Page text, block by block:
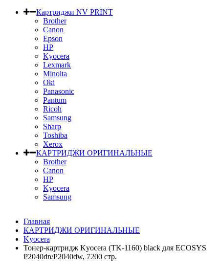
Картриджи NV PRINT
Brother
Canon
Epson
HP
Kyocera
Lexmark
Minolta
Oki
Panasonic
Pantum
Ricoh
Samsung
Sharp
Toshiba
Xerox
КАРТРИДЖИ ОРИГИНАЛЬНЫЕ
Brother
Canon
HP
Kyocera
Samsung
Главная
КАРТРИДЖИ ОРИГИНАЛЬНЫЕ
Kyocera
Тонер-картридж Kyocera (TK-1160) black для ECOSYS
P2040dn/P2040dw, 7200 стр.